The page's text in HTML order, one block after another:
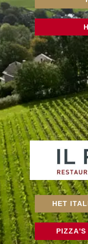
HET
PIZZA'S